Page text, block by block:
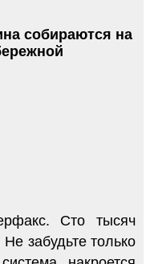
собираются на
Сто тысяч
забудьте только